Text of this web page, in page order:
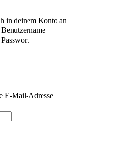
in deinem Konto an
E-Mail-Adresse